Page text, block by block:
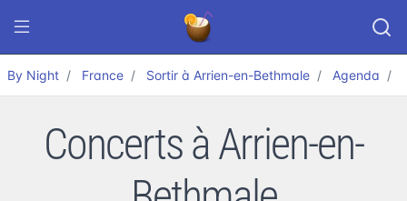
By Night France Sortir à Arrien-en-Bethmale Agenda
Concerts à Arrien-en-